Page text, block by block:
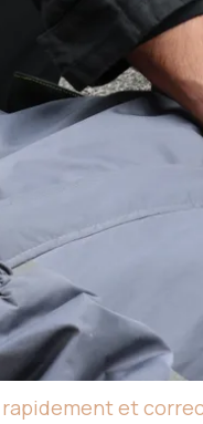
rapidement et